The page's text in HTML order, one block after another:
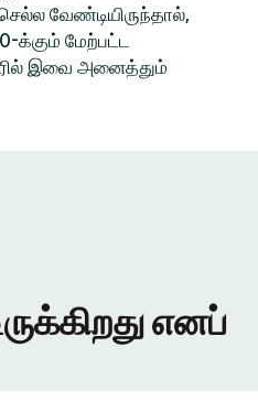
வேண்டியிருந்தால்,
க்கும் மேற்பட்ட
இவை அனைத்தும்
எனப்